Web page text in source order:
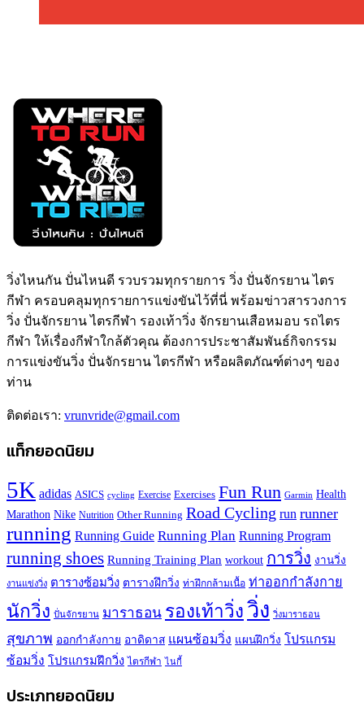
วิ่งไหนกัน ปั่นไหนดี รวบรวมทุกรายการ วิ่ง ปั่นจักรยาน ไตร
กีฬา ครอบคลุมทุกรายการแข่งขันไว้ที่นี่ พร้อมข่าวสารวงการ
วิ่ง ปั่นจักรยาน ไตรกีฬา รองเท้าวิ่ง จักรยานเสือหมอบ รถไตร
กีฬา ให้เรื่องกีฬาใกล้ตัวคุณ ต้องการประชาสัมพันธ์กิจกรรม
การแข่งขันวิ่ง ปั่นจักรยาน ไตรกีฬา หรือผลิตภัณฑ์ต่างๆ ของ
ท่าน
ติดต่อเรา: vrunvride@gmail.com
แท็กยอดนิยม
5K adidas ASICS cycling Exercise Exercises Fun Run Garmin Health
Marathon Nike Nutrition Other Running Road Cycling run runner
running Running Guide Running Plan Running Program
running shoes Running Training Plan workout การวิ่ง งานวิ่ง
งานแข่งวิ่ง ตารางซ้อมวิ่ง ตารางฝึกวิ่ง ท่าฝึกกล้ามเนื้อ ท่าออกกำลังกาย
นักวิ่ง ปั่นจักรยาน มาราธอน รองเท้าวิ่ง วิ่ง วิ่งมาราธอน
สุขภาพ ออกกำลังกาย อาดิดาส แผนซ้อมวิ่ง แผนฝึกวิ่ง โปรแกรม
ซ้อมวิ่ง โปรแกรมฝึกวิ่ง ไตรกีฬา ไนกี้
ประเภทยอดนิยม